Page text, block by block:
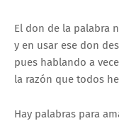
El don de la palabra
y en usar ese don
pues hablando a
la razón que todos
Hay palabras para